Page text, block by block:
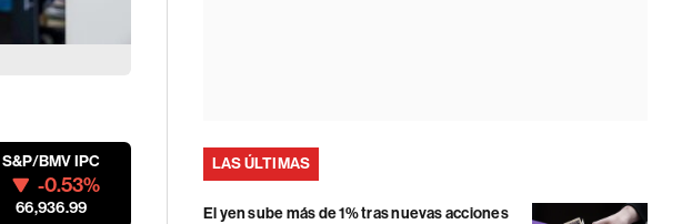
S&P/BMV IPC
-0.53%
66,936.99
LAS ÚLTIMAS
El yen sube más de 1% tras nuevas acciones